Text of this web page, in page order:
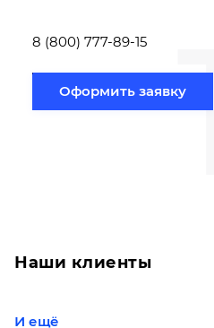
1
8 (800) 777-89-15
Оформить заявку
Наши клиенты
И ещё